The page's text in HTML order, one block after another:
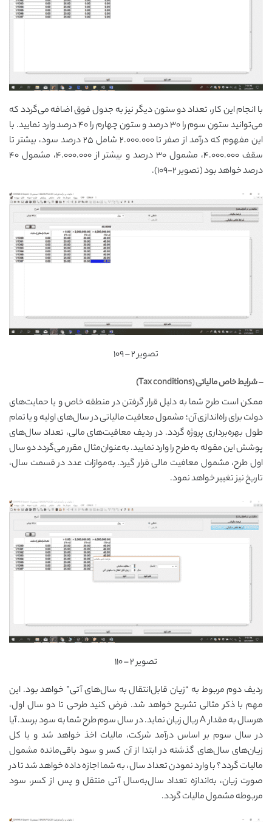
با انجام این کار، تعداد دو ستون دیگر نیز به جدول فوق اضافه می‌گردد که
می‌توانید ستون سوم را ۳۰ درصد و ستون چهارم را ۴۰ درصد وارد نمایید. با
این مفهوم که درآمد از صفر تا ۲.۰۰۰.۰۰۰ شامل ۲۵ درصد سود، بیشتر تا
سقف ۴.۰۰۰.۰۰۰، مشمول ۳۰ درصد و بیشتر از ۴.۰۰۰.۰۰۰، مشمول ۴۰
درصد خواهد بود (تصویر ۲-۱۰۹).
تصویر ۲ – ۱۰۹
– شرایط خاص مالیاتی (Tax conditions)
ممکن است طرح شما به دلیل قرار گرفتن در منطقه خاص و یا حمایت‌های
دولت برای راه‌اندازی آن؛ مشمول معافیت مالیاتی در سال‌های اولیه و یا تمام
طول بهره‌برداری پروژه گردد. در ردیف معافیت‌های مالی، تعداد سال‌های
پوشش این مقوله به طرح را وارد نمایید. به‌عنوان‌مثال مقرر می‌گردد دو سال
اول طرح، مشمول معافیت مالی قرار گیرد. به‌موازات عدد در قسمت سال،
تاریخ نیز تغییر خواهد نمود.
تصویر ۲ – ۱۱۰
ردیف دوم مربوط به “زیان قابل‌انتقال به سال‌های آتی” خواهد بود. این
مهم با ذکر مثالی تشریح خواهد شد. فرض کنید طرحی تا دو سال اول،
هرسال به مقدار A ریال زیان نماید. در سال سوم طرح شما به سود برسد. آیا
در سال سوم بر اساس درآمد شرکت، مالیات اخذ خواهد شد و یا کل
زیان‌های سال‌های گذشته در ابتدا از آن کسر و سود باقی‌مانده مشمول
مالیات گردد؟ با وارد نمودن تعداد سال، به شما اجازه داده خواهد شد تا در
صورت زیان، به‌اندازه تعداد سال‌به‌سال آتی منتقل و پس از کسر، سود
مربوطه مشمول مالیات گردد.